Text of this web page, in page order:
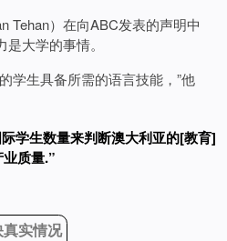
Tehan）在向ABC发表的声明中
大学的事情。
学生具备所需的语言技能，”他
学生数量来判断澳大利亚的[教育]
业质量.”
实情况